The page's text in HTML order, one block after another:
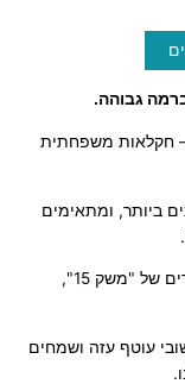
גבוהה.
מתפוז ישראלי מפרדסי העוטף של משק 15 – חקלאות משפחתית
ביותר, ומתאימים
תוכלו למצוא אצלנו ליקרים נוספים מסדרת הליקרים של "משק 15",
עוטף עזה ושמחים